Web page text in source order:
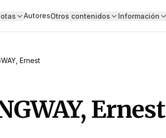
AutoresOtros contenidos Información
Ernest
Ernest